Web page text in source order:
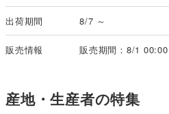
出荷期間 8/7 ～
販売情報 販売期間：8/1 00:00
産地・生産者の特集